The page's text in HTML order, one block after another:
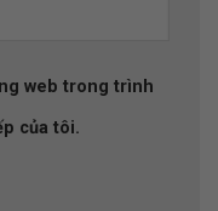
web trong trình
của tôi.